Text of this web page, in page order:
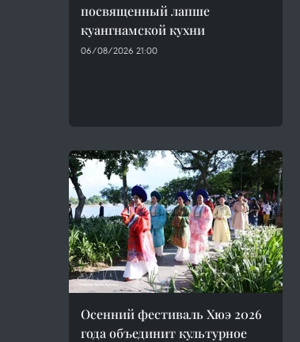
посвященный лапше
куангнамской кухни
06/08/2026 21:00
Осенний фестиваль Хюэ 2026
года объединит культурное